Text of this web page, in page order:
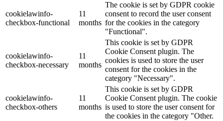
cookielawinfo-
checkbox-functional
11
months
The cookie is set by GDPR cookie
consent to record the user consent
for the cookies in the category
"Functional".
cookielawinfo-
checkbox-necessary
11
months
This cookie is set by GDPR
Cookie Consent plugin. The
cookies is used to store the user
consent for the cookies in the
category "Necessary".
cookielawinfo-
checkbox-others
11
months
This cookie is set by GDPR
Cookie Consent plugin. The cookie
is used to store the user consent for
the cookies in the category "Other.